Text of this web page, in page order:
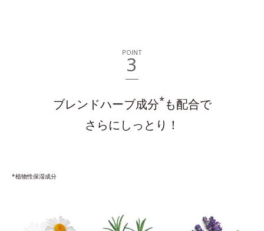
POINT
3
ブレンドハーブ成分*も配合で
さらにしっとり！
*植物性保湿成分